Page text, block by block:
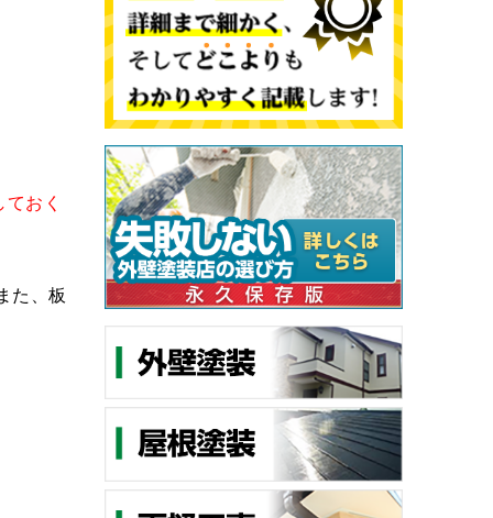
おく
た、板